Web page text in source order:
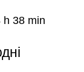
h 38 min